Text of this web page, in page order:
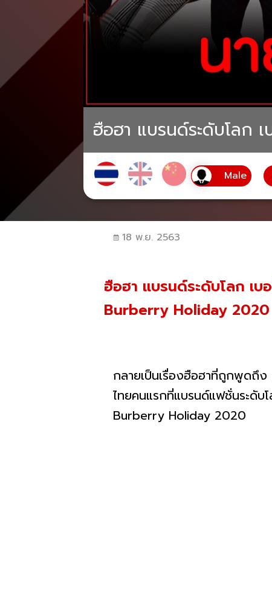
ฮือฮา แบรนด์ระดับโลก
18 พ.ย. 2563
ฮือฮา แบรนด์ระดับโลก เ
Burberry Holiday 2020
กลายเป็นเรื่องฮือฮาที่ถูกพูดถึ
ไทยคนแรกที่แบรนด์แฟชั่นระดับ
Burberry Holiday 2020